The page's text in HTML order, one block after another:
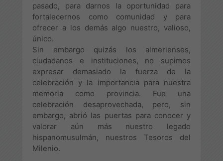
pasado, para darnos la oportunidad para
fortalecernos como comunidad y para
ofrecer a los demás algo nuestro, valioso,
único.
Sin embargo quizás los almerienses,
ciudadanos e instituciones, no supimos
expresar demasiado la fuerza de la
celebración y la importancia para nuestra
memoria como provincia. Fue una
celebración desaprovechada, pero, sin
embargo, abrió las puertas para conocer y
valorar aún más nuestro legado
hispanomusulmán, nuestros Tesoros del
Milenio.